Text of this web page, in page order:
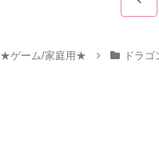
★ゲーム/家庭用★ ドラ